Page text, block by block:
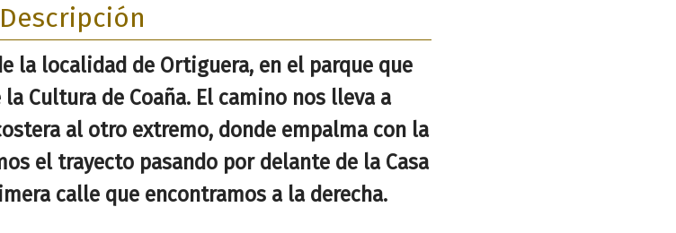
Descripción
la localidad de Ortiguera, en el parque que
Cultura de Coaña. El camino nos lleva a
al otro extremo, donde empalma con la
el trayecto pasando por delante de la Casa
calle que encontramos a la derecha.